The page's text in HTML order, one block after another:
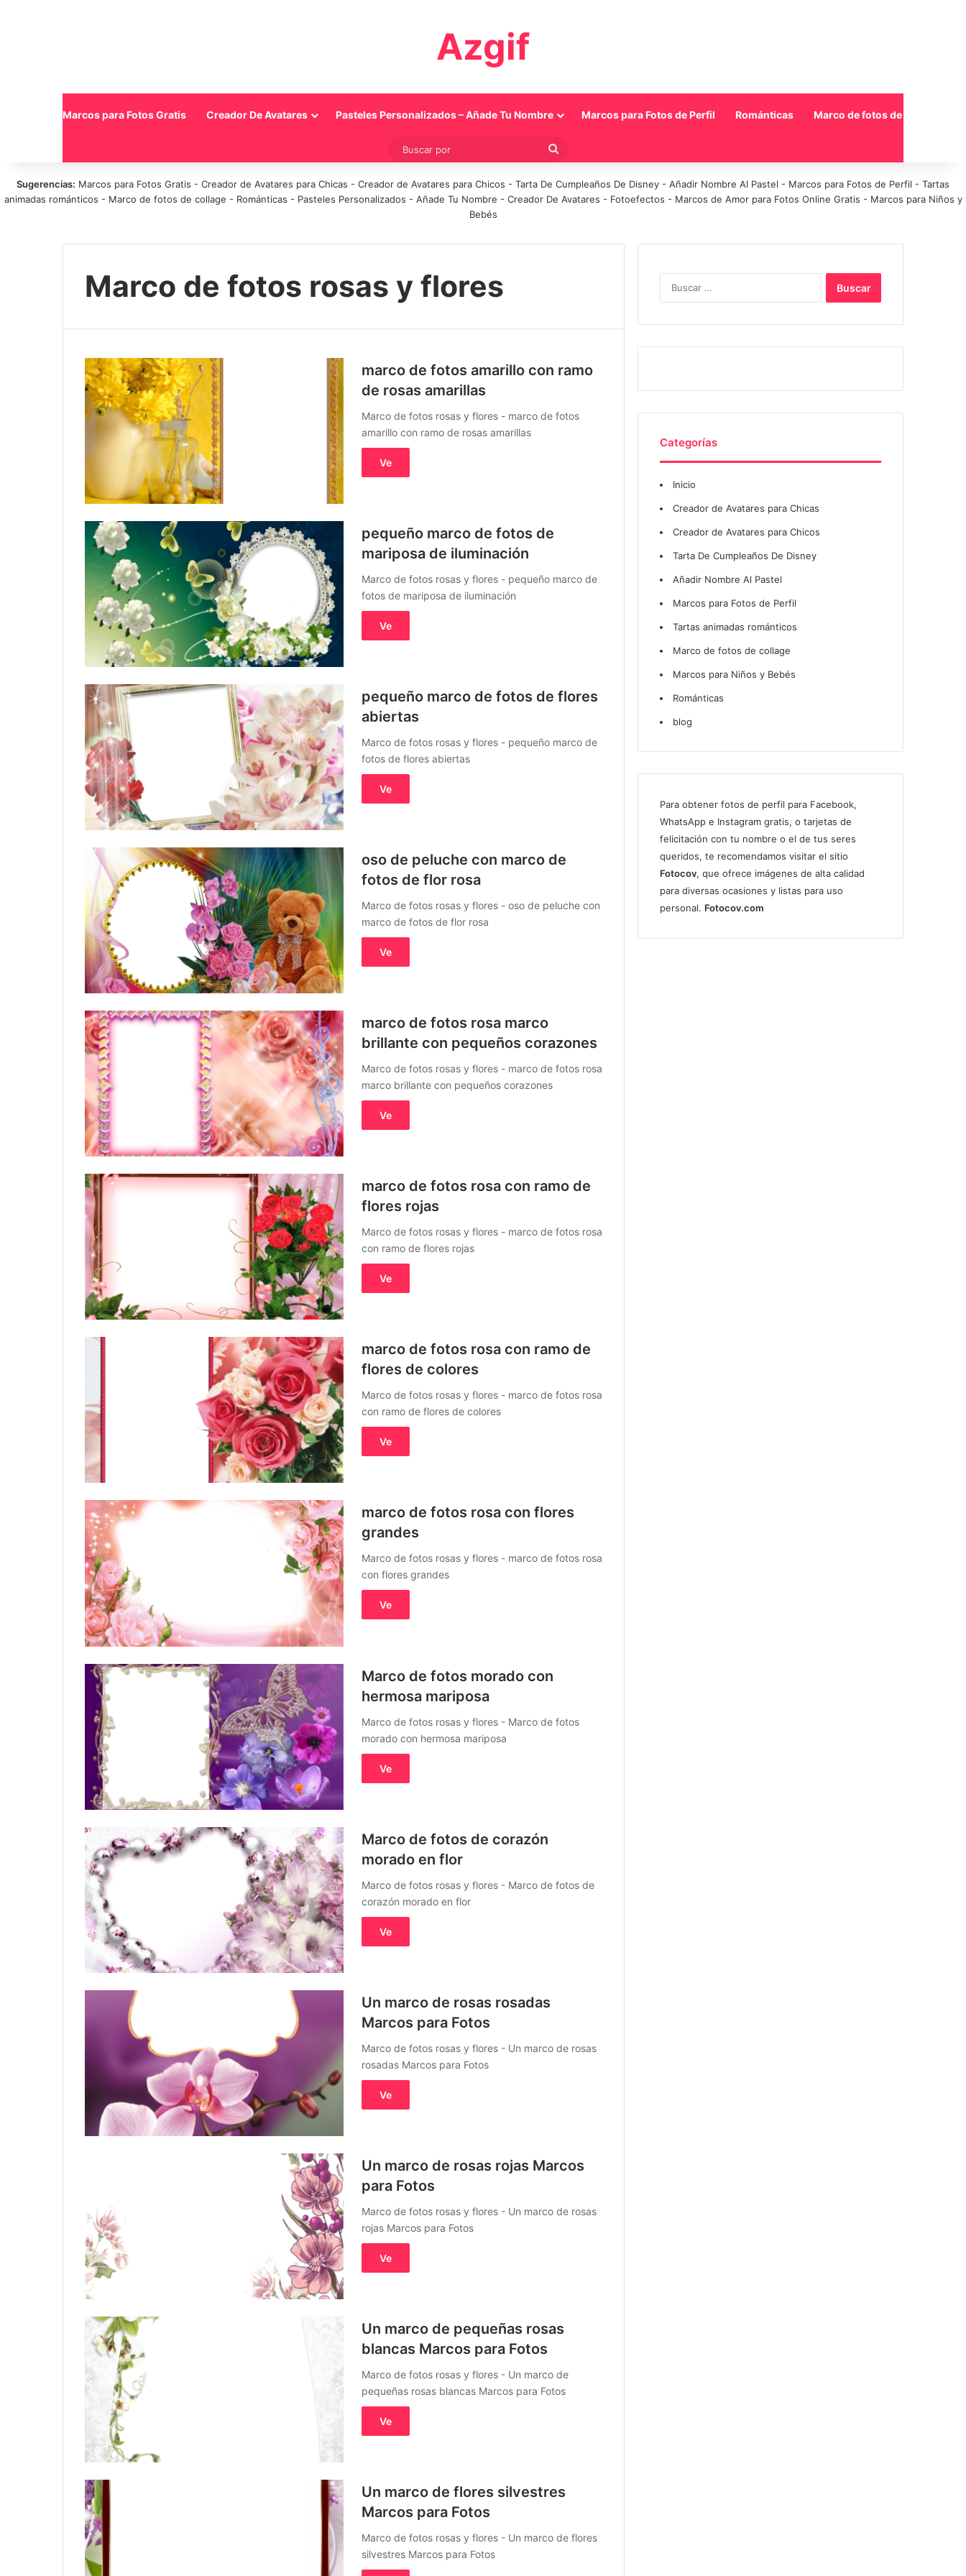
Azgif
Marcos para Fotos Gratis Creador De Avatares Pasteles Personalizados – Añade Tu Nombre Marcos para Fotos de Perfil Románticas Marco de fotos de collage
Buscar
Sugerencias: Marcos para Fotos Gratis - Creador de Avatares para Chicas - Creador de Avatares para Chicos - Tarta De Cumpleaños De Disney - Añadir Nombre Al Pastel - Marcos para Fotos de Perfil - Tartas
animadas románticos - Marco de fotos de collage - Románticas - Pasteles Personalizados - Añade Tu Nombre - Creador De Avatares - Fotoefectos - Marcos de Amor para Fotos Online Gratis - Marcos para Niños y
Bebés
Marco de fotos rosas y flores
marco de fotos amarillo con ramo
de rosas amarillas
Marco de fotos rosas y flores - marco de fotos
amarillo con ramo de rosas amarillas
Ve
pequeño marco de fotos de
mariposa de iluminación
Marco de fotos rosas y flores - pequeño marco de
fotos de mariposa de iluminación
Ve
pequeño marco de fotos de flores
abiertas
Marco de fotos rosas y flores - pequeño marco de
fotos de flores abiertas
Ve
oso de peluche con marco de
fotos de flor rosa
Marco de fotos rosas y flores - oso de peluche con
marco de fotos de flor rosa
Ve
marco de fotos rosa marco
brillante con pequeños corazones
Marco de fotos rosas y flores - marco de fotos rosa
marco brillante con pequeños corazones
Ve
marco de fotos rosa con ramo de
flores rojas
Marco de fotos rosas y flores - marco de fotos rosa
con ramo de flores rojas
Ve
marco de fotos rosa con ramo de
flores de colores
Marco de fotos rosas y flores - marco de fotos rosa
con ramo de flores de colores
Ve
marco de fotos rosa con flores
grandes
Marco de fotos rosas y flores - marco de fotos rosa
con flores grandes
Ve
Marco de fotos morado con
hermosa mariposa
Marco de fotos rosas y flores - Marco de fotos
morado con hermosa mariposa
Ve
Marco de fotos de corazón
morado en flor
Marco de fotos rosas y flores - Marco de fotos de
corazón morado en flor
Ve
Un marco de rosas rosadas
Marcos para Fotos
Marco de fotos rosas y flores - Un marco de rosas
rosadas Marcos para Fotos
Ve
Un marco de rosas rojas Marcos
para Fotos
Marco de fotos rosas y flores - Un marco de rosas
rojas Marcos para Fotos
Ve
Un marco de pequeñas rosas
blancas Marcos para Fotos
Marco de fotos rosas y flores - Un marco de
pequeñas rosas blancas Marcos para Fotos
Ve
Un marco de flores silvestres
Marcos para Fotos
Marco de fotos rosas y flores - Un marco de flores
silvestres Marcos para Fotos
Categorías
Inicio
Creador de Avatares para Chicas
Creador de Avatares para Chicos
Tarta De Cumpleaños De Disney
Añadir Nombre Al Pastel
Marcos para Fotos de Perfil
Tartas animadas románticos
Marco de fotos de collage
Marcos para Niños y Bebés
Románticas
blog
Para obtener fotos de perfil para Facebook,
WhatsApp e Instagram gratis, o tarjetas de
felicitación con tu nombre o el de tus seres
queridos, te recomendamos visitar el sitio
Fotocov, que ofrece imágenes de alta calidad
para diversas ocasiones y listas para uso
personal. Fotocov.com